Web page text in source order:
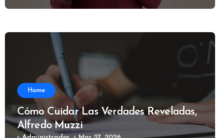
Home
Cómo Cuidar Las Verdades Reveladas,
Alfredo Muzzi